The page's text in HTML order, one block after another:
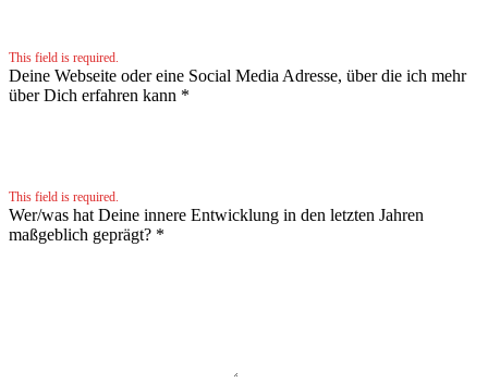
This field is required.
Deine Webseite oder eine Social Media Adresse, über die ich mehr
über Dich erfahren kann *
This field is required.
Wer/was hat Deine innere Entwicklung in den letzten Jahren
maßgeblich geprägt? *